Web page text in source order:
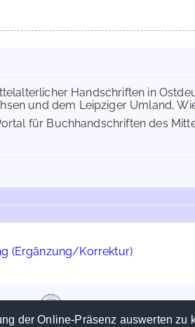
der Online-Präsenz auswerten zu
Handschriften in
und dem Leipziger Umland,
für Buchhandschriften des
(Ergänzung/Korrektur)